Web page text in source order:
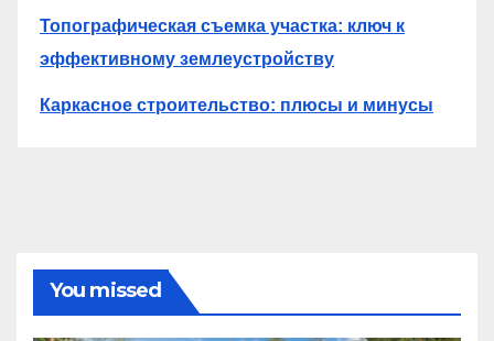
Топографическая съемка участка: ключ к
эффективному землеустройству
Каркасное строительство: плюсы и минусы
You missed